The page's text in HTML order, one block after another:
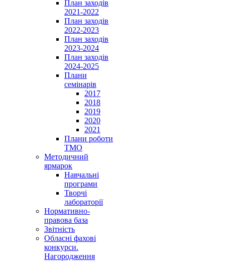
План заходів
2021-2022
План заходів
2022-2023
План заходів
2023-2024
План заходів
2024-2025
Плани
семінарів
2017
2018
2019
2020
2021
Плани роботи
ТМО
Методичний
ярмарок
Навчальні
програми
Творчі
лабораторії
Нормативно-
правова база
Звітність
Обласні фахові
конкурси.
Нагородження